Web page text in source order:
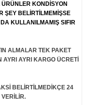
KONDİSYON
ŞEY BELİRTİLMEMİŞSE
KULLANILMAMIŞ SIFIR
ALMALAR TEK PAKET
AYRI AYRI KARGO ÜCRETİ
BELİRTİLMEDİKÇE 24